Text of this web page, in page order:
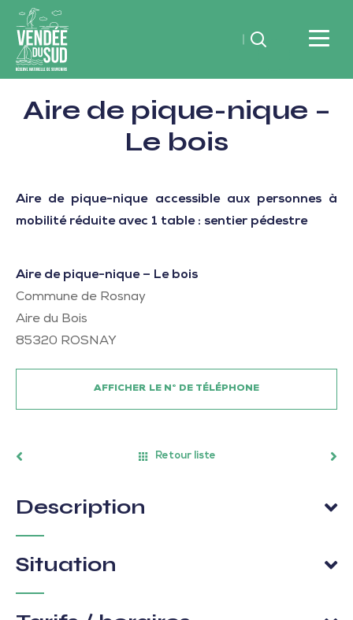
Vendée
du
souvenirs
Rechercher
Aire de pique-nique –
Le bois
Aire de pique-nique accessible aux personnes à
mobilité réduite avec 1 table : sentier pédestre
Aire de pique-nique – Le bois
Commune de Rosnay
Aire du Bois
85320 ROSNAY
AFFICHER LE N° DE TÉLÉPHONE
Retour liste
Description
Situation